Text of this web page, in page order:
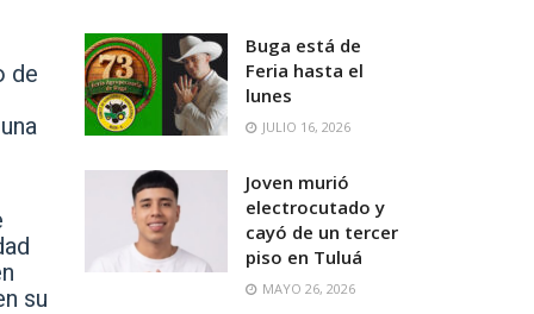
de
su
Buga está de
Feria hasta el
lunes
JULIO 16, 2026
Joven murió
electrocutado y
cayó de un tercer
piso en Tuluá
MAYO 26, 2026